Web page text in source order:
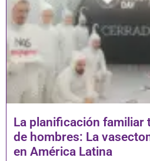
La planificación familiar
de hombres: La
en América Latina